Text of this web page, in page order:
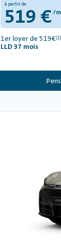
à partir de
519 €/
1er loyer de 519€(1)
LLD 37 mois